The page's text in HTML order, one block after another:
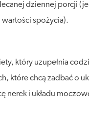
dziennej porcji
wartości spożycia).
który uzupełnia
które chcą zadbać o
nerek i układu